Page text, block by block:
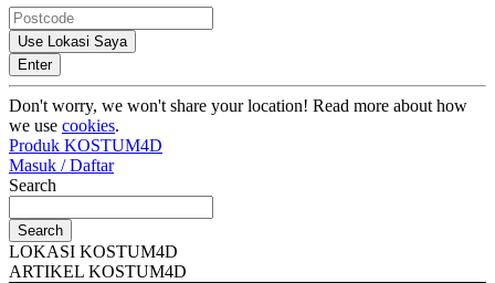
Use Lokasi Saya
Enter
Don't worry, we won't share your location! Read more about how
we use cookies.
Produk KOSTUM4D
Masuk / Daftar
Search
Search
LOKASI KOSTUM4D
ARTIKEL KOSTUM4D